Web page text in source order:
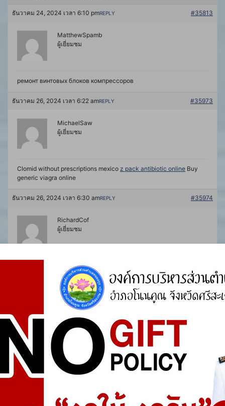
ธันวาคม 24, 2024 เวลา 6:10 pm #35813
REPLY
MatthewSpamb
ผู้เยี่ยมชม
ремонт винтовых блоков компрессоров
ธันวาคม 26, 2024 เวลา 6:22 am #35973
REPLY
MichaelSaw
ผู้เยี่ยมชม
Clomid without prescriptions mexico z pack antibiotic online Buy
generic viagra online
ธันวาคม 26, 2024 เวลา 6:30 am #35974
REPLY
RichardCof
ผู้เยี่ยมชม
awc canadian pharmacy
ธันวาคม 26, 2024 เวลา 9:50 am #35984
REPLY
PharmacyVuh
ผู้เยี่ยมชม
Canada Pharmacy 24 Hour Drug Store Online medsrhine inc
pharmacy
Cheap cialis from india